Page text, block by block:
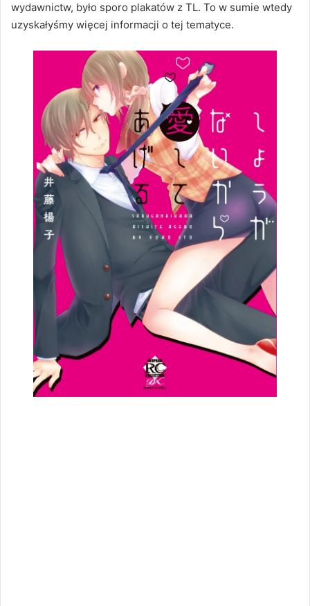
wydawnictw, było sporo plakatów z TL. To w sumie wtedy
uzyskałyśmy więcej informacji o tej tematyce.